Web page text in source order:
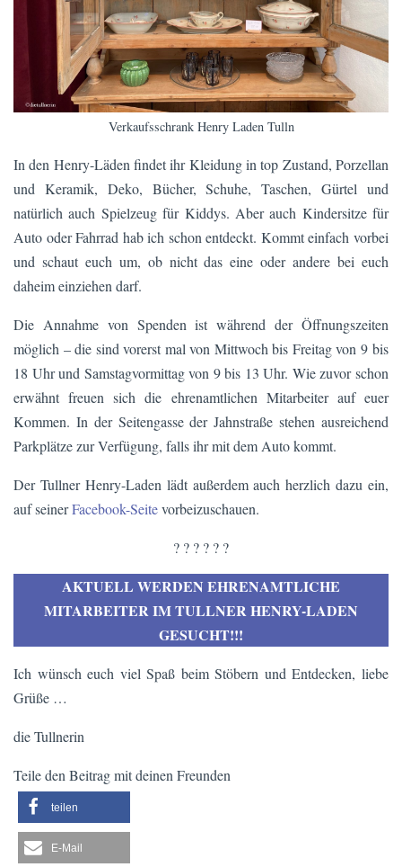
Verkaufsschrank Henry Laden Tulln
In den Henry-Läden findet ihr Kleidung in top Zustand, Porzellan
und Keramik, Deko, Bücher, Schuhe, Taschen, Gürtel und
natürlich auch Spielzeug für Kiddys. Aber auch Kindersitze für
Auto oder Fahrrad hab ich schon entdeckt. Kommt einfach vorbei
und schaut euch um, ob nicht das eine oder andere bei euch
daheim einziehen darf.
Die Annahme von Spenden ist während der Öffnungszeiten
möglich – die sind vorerst mal von Mittwoch bis Freitag von 9 bis
18 Uhr und Samstagvormittag von 9 bis 13 Uhr. Wie zuvor schon
erwähnt freuen sich die ehrenamtlichen Mitarbeiter auf euer
Kommen. In der Seitengasse der Jahnstraße stehen ausreichend
Parkplätze zur Verfügung, falls ihr mit dem Auto kommt.
Der Tullner Henry-Laden lädt außerdem auch herzlich dazu ein,
auf seinerFacebook-Seitevorbeizuschauen.
? ? ? ? ? ?
AKTUELL WERDEN EHRENAMTLICHE
MITARBEITER IM TULLNER HENRY-LADEN
GESUCHT!!!
Ich wünsch euch viel Spaß beim Stöbern und Entdecken, liebe
Grüße …
die Tullnerin
Teile den Beitrag mit deinen Freunden
teilen
E-Mail